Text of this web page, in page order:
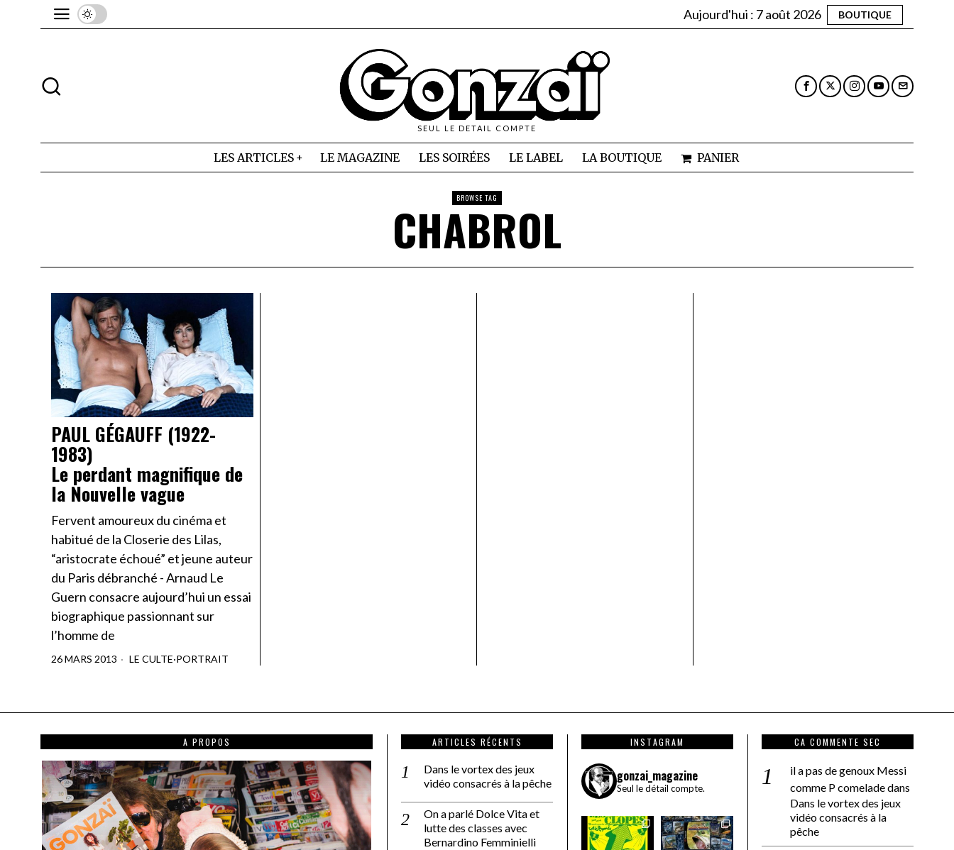
Aujourd'hui : 7 août 2026 BOUTIQUE
SEUL LE DETAIL COMPTE
LES ARTICLES LE MAGAZINE LES SOIRÉES LE LABEL LA BOUTIQUE PANIER
BROWSE TAG
CHABROL
PAUL GÉGAUFF (1922-
1983)
Le perdant magnifique de
la Nouvelle vague
Fervent amoureux du cinéma et
habitué de la Closerie des Lilas,
“aristocrate échoué” et jeune auteur
du Paris débranché - Arnaud Le
Guern consacre aujourd’hui un essai
biographique passionnant sur
l’homme de
26 MARS 2013 LE CULTE·PORTRAIT
A PROPOS ARTICLES RÉCENTS
Dans le vortex des jeux
vidéo consacrés à la pêche
On a parlé Dolce Vita et
lutte des classes avec
Bernardino Femminielli
INSTAGRAM
gonzai_magazine
Seul le détail compte.
CA COMMENTE SEC
il a pas de genoux Messi
comme P comeladedans
Dans le vortex des jeux
vidéo consacrés à la
pêche